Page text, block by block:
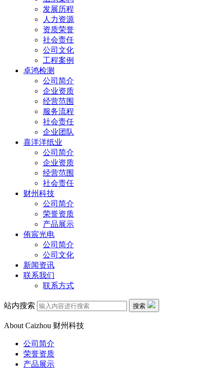
发展历程
人力资源
资质荣誉
社会责任
公司文化
工程案例
卓鸿检测
公司简介
企业资质
经营范围
服务流程
社会责任
企业团队
喜洋洋纸业
公司简介
企业资质
经营范围
社会责任
财州科技
公司简介
荣誉资质
产品展示
侑宸光电
公司简介
公司文化
新闻资讯
联系我们
联系方式
站内搜索 搜索
About Caizhou 财州科技
公司简介
荣誉资质
产品展示